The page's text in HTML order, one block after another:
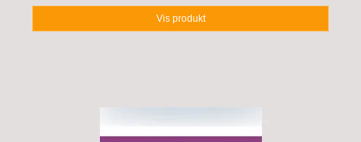
Vis produkt